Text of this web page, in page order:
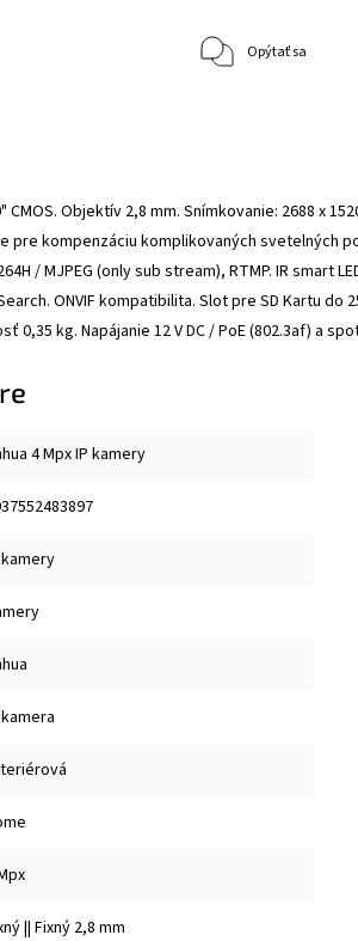
Opýtať sa
Objektív 2,8 mm. Snímkovanie: 2688 x
pre kompenzáciu komplikovaných svetelných
/ MJPEG (only sub stream), RTMP. IR
ONVIF kompatibilita. Slot pre SD Kartu do
0,35 kg. Napájanie 12 V DC / PoE (802.3af) a
4 Mpx IP kamery
|| Fixný 2,8 mm